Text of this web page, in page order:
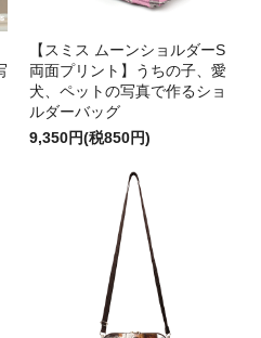
【スミス ムーンショルダーS
両面プリント】うちの子、愛
犬、ペットの写真で作るショ
ルダーバッグ
9,350円(税850円)